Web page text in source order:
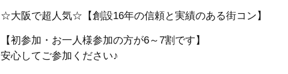
☆大阪で超人気☆【創設16年の信頼と実績のある街コン】
【初参加・お一人様参加の方が6～7割です】
安心してご参加ください♪